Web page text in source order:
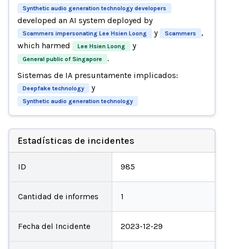
Synthetic audio generation technology developers
developed an AI system deployed by
Scammers impersonating Lee Hsien Loong y Scammers
,
which harmed
Lee Hsien Loong y
General public of Singapore
.
Sistemas de IA presuntamente implicados:
Deepfake technology y
Synthetic audio generation technology
Estadísticas de incidentes
ID 985
Cantidad de informes 1
Fecha del Incidente 2023-12-29